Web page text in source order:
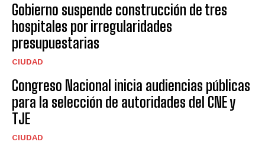
Gobierno suspende construcción de tres
hospitales por irregularidades
presupuestarias
CIUDAD
Congreso Nacional inicia audiencias públicas
para la selección de autoridades del CNE y
TJE
CIUDAD